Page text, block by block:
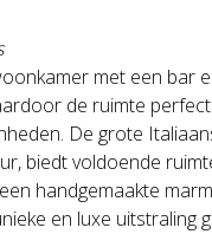
met een bar
de ruimte
De grote
biedt voldoende
handgemaakte
en luxe uitstraling